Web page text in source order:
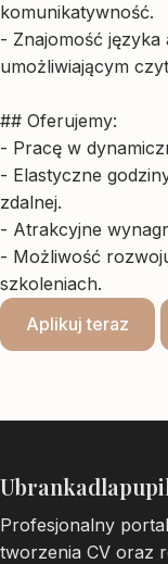
komunikatywność.
- Znajomość języka
umożliwiającym
## Oferujemy:
- Pracę w
- Elastyczne
zdalnej.
- Atrakcyjne
- Możliwość
szkoleniach.
Aplikuj teraz
Profesjonalny
tworzenia CV oraz